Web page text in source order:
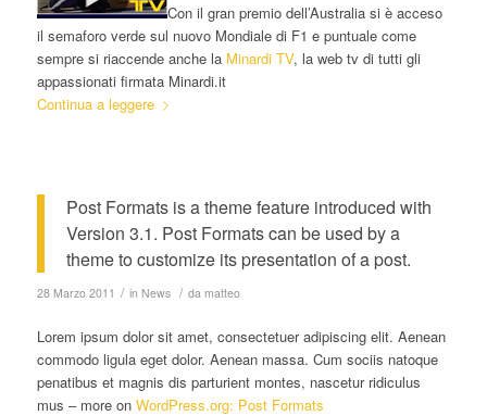
Con il gran premio dell’Australia si è acceso
il semaforo verde sul nuovo Mondiale di F1 e puntuale come
sempre si riaccende anche la Minardi TV, la web tv di tutti gli
appassionati firmata Minardi.it
Continua a leggere
Post Formats is a theme feature introduced with
Version 3.1. Post Formats can be used by a
theme to customize its presentation of a post.
28 Marzo 2011 / in News / da matteo
Lorem ipsum dolor sit amet, consectetuer adipiscing elit. Aenean
commodo ligula eget dolor. Aenean massa. Cum sociis natoque
penatibus et magnis dis parturient montes, nascetur ridiculus
mus – more on WordPress.org: Post Formats